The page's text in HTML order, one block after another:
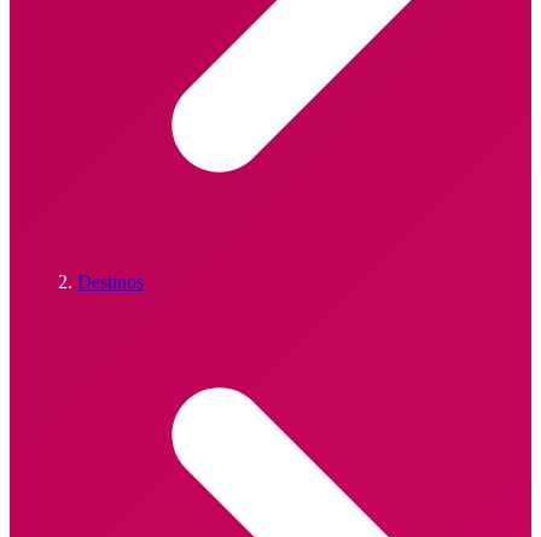
Destinos